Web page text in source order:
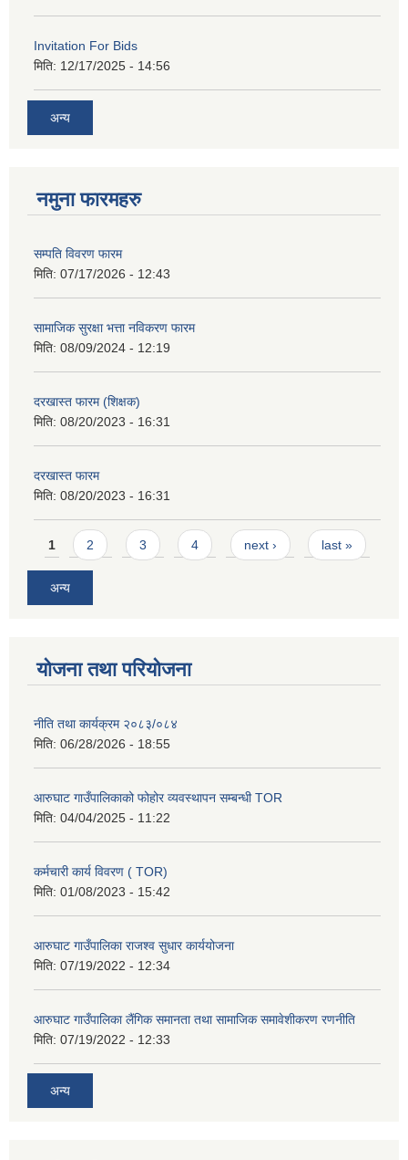
Invitation For Bids
मिति: 12/17/2025 - 14:56
अन्य
नमुना फारमहरु
सम्पति विवरण फारम
मिति: 07/17/2026 - 12:43
सामाजिक सुरक्षा भत्ता नविकरण फारम
मिति: 08/09/2024 - 12:19
दरखास्त फारम (शिक्षक)
मिति: 08/20/2023 - 16:31
दरखास्त फारम
मिति: 08/20/2023 - 16:31
Pages
1 2 3 4 next › last »
अन्य
योजना तथा परियोजना
नीति तथा कार्यक्रम २०८३/०८४
मिति: 06/28/2026 - 18:55
आरुघाट गाउँपालिकाको फोहोर व्यवस्थापन सम्बन्धी TOR
मिति: 04/04/2025 - 11:22
कर्मचारी कार्य विवरण ( TOR)
मिति: 01/08/2023 - 15:42
आरुघाट गाउँपालिका राजश्व सुधार कार्ययोजना
मिति: 07/19/2022 - 12:34
आरुघाट गाउँपालिका लैंगिक समानता तथा सामाजिक समावेशीकरण रणनीति
मिति: 07/19/2022 - 12:33
अन्य